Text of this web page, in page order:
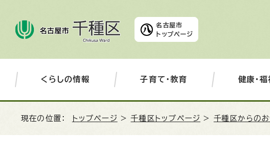
名古屋市
トップページ
くらしの情報 子育て・教育 健康・福
現在の位置： トップページ >千種区トップページ > 千種区からの